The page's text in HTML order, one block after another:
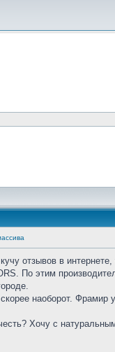
отзывов в интернете,
По этим
наоборот. Фрамир
Хочу с